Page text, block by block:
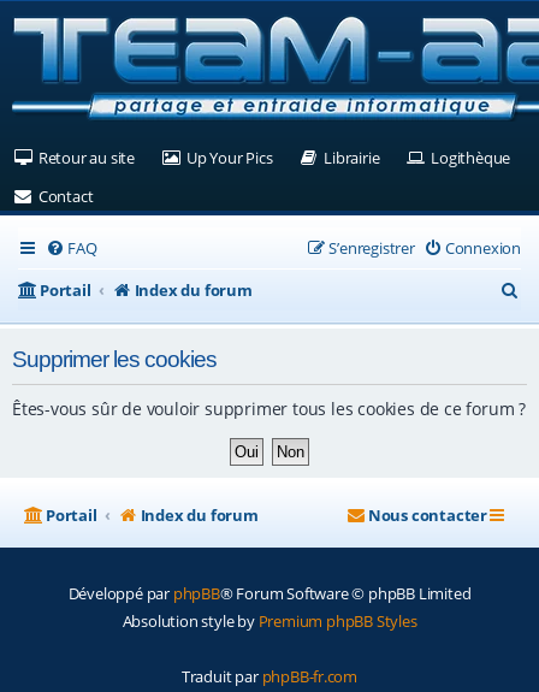
Retour au site(Ouvre un nouvel onglet)
Up Your Pics(Ouvre un nouvel onglet)
Librairie(Ouvre un nouvel
Logithèque
Contact(Ouvre un nouvel onglet)
FAQ Connexion
S’enregistrer
Portail
Index du forum
e
Supprimer les cookies
Êtes-vous sûr de vouloir supprimer tous les cookies de ce forum ?
Portail Index du forum Nous contacter
Développé par phpBB® Forum Software © phpBB Limited
Absolution style by Premium phpBB Styles
Traduit par phpBB-fr.com